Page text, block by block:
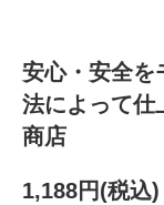
安心・安全を
法によって仕
商店
1,188円(税込)